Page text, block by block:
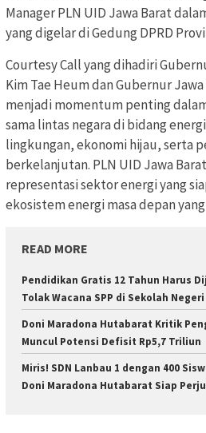
Manager PLN UID Jawa Barat
yang digelar di Gedung DPRD
Courtesy Call yang dihadiri
Kim Tae Heum dan Gubernur
menjadi momentum penting
sama lintas negara di bidang
lingkungan, ekonomi hijau, serta
berkelanjutan. PLN UID Jawa
representasi sektor energi yang
ekosistem energi masa depan
READ MORE
Pendidikan Gratis 12 Tahun Harus
Tolak Wacana SPP di Sekolah Negeri
Doni Maradona Hutabarat Kritik
Muncul Potensi Defisit Rp5,7 Triliun
Miris! SDN Lanbau 1 dengan 400
Doni Maradona Hutabarat Siap